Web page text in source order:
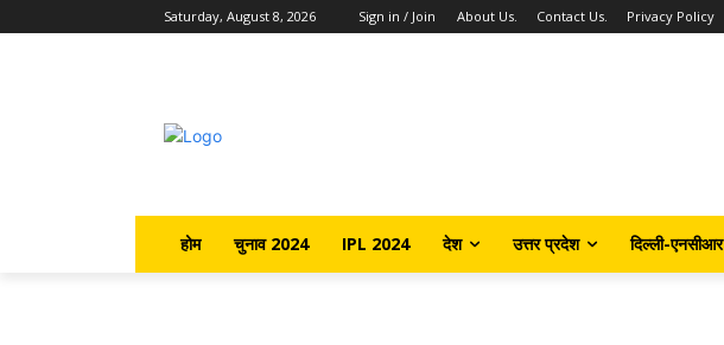
Saturday, August 8, 2026 Sign in / Join About Us. Contact Us. Privacy Policy
होम चुनाव 2024 IPL 2024 देश उत्तर प्रदेश दिल्ली-एनसीआर